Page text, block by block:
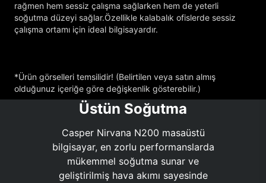
rağmen hem sessiz çalışma sağlarken hem de yeterli
soğutma düzeyi sağlar.Özellikle kalabalık ofislerde sessiz
çalışma ortamı için ideal bilgisayardır.
*Ürün görselleri temsilidir! (Belirtilen veya satın almış
olduğunuz içeriğe göre değişkenlik gösterebilir.)
Üstün Soğutma
Casper Nirvana N200 masaüstü
bilgisayar, en zorlu performanslarda
mükemmel soğutma sunar ve
geliştirilmiş hava akımı sayesinde